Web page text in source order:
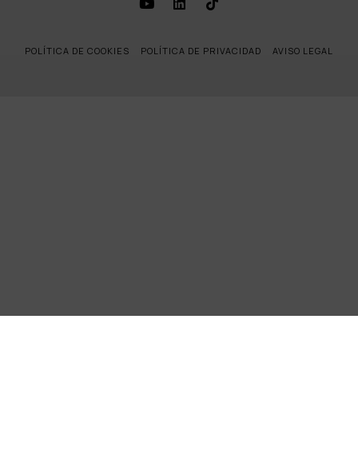
POLÍTICA DE COOKIES POLÍTICA DE PRIVACIDAD AVISO LEGAL